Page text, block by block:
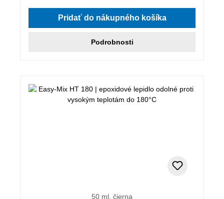
Pridať do nákupného košíka
Podrobnosti
50 ml, čierna